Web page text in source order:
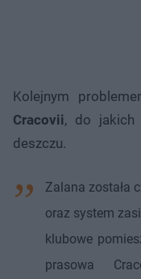
Kolejnym
Cracovii, do jakich
deszczu.
Zalana została
oraz system
klubowe
prasowa